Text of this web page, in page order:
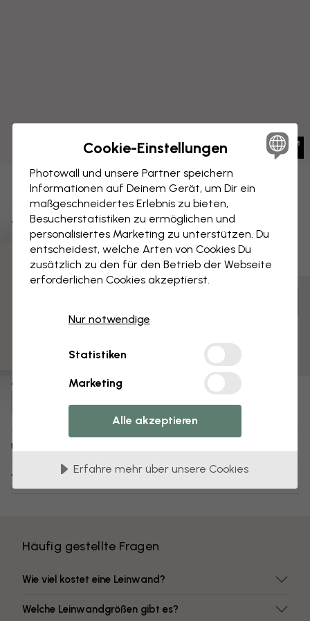
Weltkarte Politisch Pink
LEINWANDBILD
Vormontiert und bereit zum Aufhängen
Farben mit hoher Lichtbeständigkeit
Artikel Nummer:
Über das Design
Versand und Retouren
Häufig gestellte Fragen
Wie viel kostet eine Leinwand?
Welche Leinwandgrößen gibt es?
Cookie-Einstellungen
Photowall und unsere Partner speichern
Informationen auf Deinem Gerät, um Dir ein
maßgeschneidertes Erlebnis zu bieten,
Besucherstatistiken zu ermöglichen und
personalisiertes Marketing zu unterstützen. Du
entscheidest, welche Arten von Cookies Du
zusätzlich zu den für den Betrieb der Webseite
erforderlichen Cookies akzeptierst.
Nur notwendige
Statistiken
Marketing
Alle akzeptieren
Erfahre mehr über unsere Cookies